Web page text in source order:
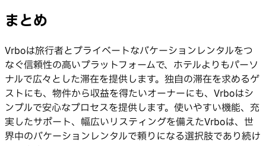
まとめ
Vrboは旅行者とプライベートなバケーションレンタルをつ
なぐ信頼性の高いプラットフォームで、ホテルよりもパーソ
ナルで広々とした滞在を提供します。独自の滞在を求めるゲ
ストにも、物件から収益を得たいオーナーにも、Vrboはシ
ンプルで安心なプロセスを提供します。使いやすい機能、充
実したサポート、幅広いリスティングを備えたVrboは、世
界中のバケーションレンタルで頼りになる選択肢であり続け